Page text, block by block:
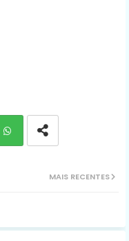
ap
MAIS RECENTES